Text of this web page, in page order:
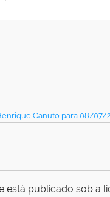
Canuto para 08/07/
está publicado sob a